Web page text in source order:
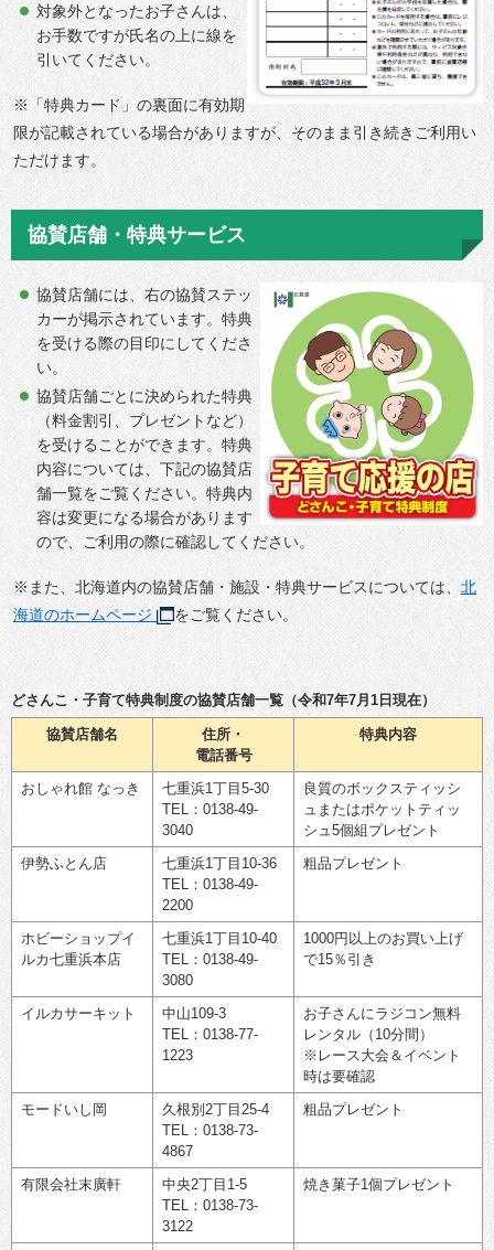
対象外となったお子さんは、
お手数ですが氏名の上に線を
引いてください。
※「特典カード」の裏面に有効期
限が記載されている場合がありますが、そのまま引き続きご利用い
ただけます。
協賛店舗・特典サービス
協賛店舗には、右の協賛ステッ
カーが掲示されています。特典
を受ける際の目印にしてくださ
い。
協賛店舗ごとに決められた特典
（料金割引、プレゼントなど）
を受けることができます。特典
内容については、下記の協賛店
舗一覧をご覧ください。特典内
容は変更になる場合があります
ので、ご利用の際に確認してください。
※また、北海道内の協賛店舗・施設・特典サービスについては、 北
海道のホームページ
をご覧ください。
どさんこ・子育て特典制度の協賛店舗一覧（令和7年7月1日現在）
協賛店舗名
住所・
電話番号
特典内容
おしゃれ館 なっき
七重浜1丁目5-30
TEL：0138-49-
3040
良質のボックスティッシ
ュまたはポケットティッ
シュ5個組プレゼント
伊勢ふとん店
七重浜1丁目10-36
TEL：0138-49-
2200
粗品プレゼント
ホビーショップイ
ルカ七重浜本店
七重浜1丁目10-40
TEL：0138-49-
3080
1000円以上のお買い上げ
で15％引き
イルカサーキット
中山109-3
TEL：0138-77-
1223
お子さんにラジコン無料
レンタル（10分間）
※レース大会＆イベント
時は要確認
モードいし岡
久根別2丁目25-4
TEL：0138-73-
4867
粗品プレゼント
有限会社末廣軒
中央2丁目1-5
TEL：0138-73-
3122
焼き菓子1個プレゼント